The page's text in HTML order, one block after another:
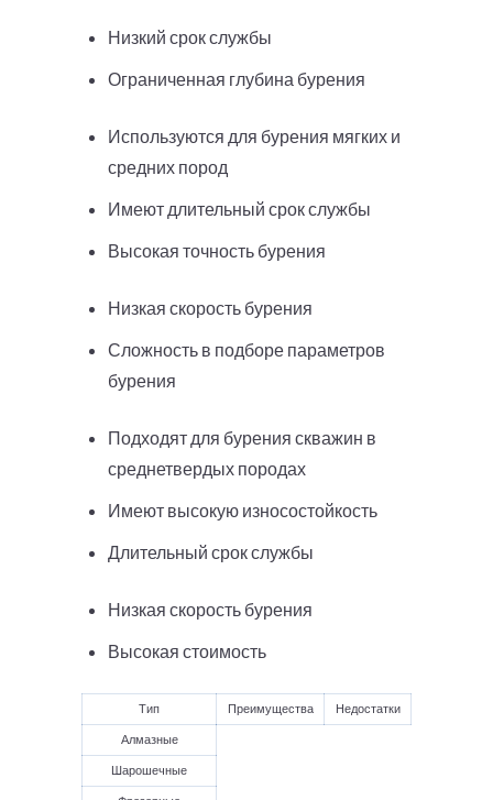
Низкий срок службы
Ограниченная глубина бурения
Используются для бурения мягких и
средних пород
Имеют длительный срок службы
Высокая точность бурения
Низкая скорость бурения
Сложность в подборе параметров
бурения
Подходят для бурения скважин в
среднетвердых породах
Имеют высокую износостойкость
Длительный срок службы
Низкая скорость бурения
Высокая стоимость
Тип Преимущества
Недостатки
Алмазные
Шарошечные